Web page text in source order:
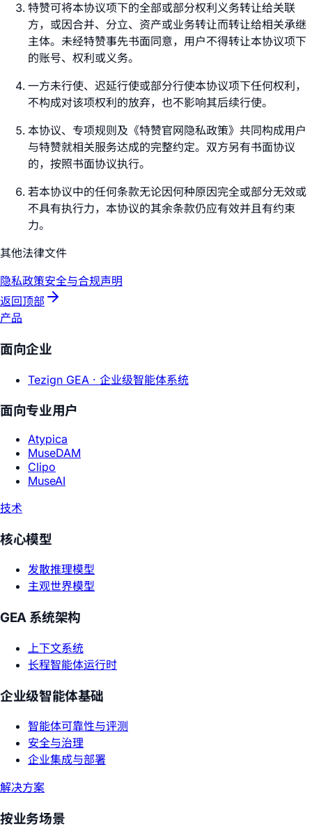
特赞可将本协议项下的全部或部分权利义务转让给关联
方，或因合并、分立、资产或业务转让而转让给相关承继
主体。未经特赞事先书面同意，用户不得转让本协议项下
的账号、权利或义务。
一方未行使、迟延行使或部分行使本协议项下任何权利，
不构成对该项权利的放弃，也不影响其后续行使。
本协议、专项规则及《特赞官网隐私政策》共同构成用户
与特赞就相关服务达成的完整约定。双方另有书面协议
的，按照书面协议执行。
若本协议中的任何条款无论因何种原因完全或部分无效或
不具有执行力，本协议的其余条款仍应有效并且有约束
力。
其他法律文件
隐私政策安全与合规声明
返回顶部
产品
面向企业
Tezign GEA · 企业级智能体系统
面向专业用户
Atypica
MuseDAM
Clipo
MuseAI
技术
核心模型
发散推理模型
主观世界模型
GEA 系统架构
上下文系统
长程智能体运行时
企业级智能体基础
智能体可靠性与评测
安全与治理
企业集成与部署
解决方案
按业务场景